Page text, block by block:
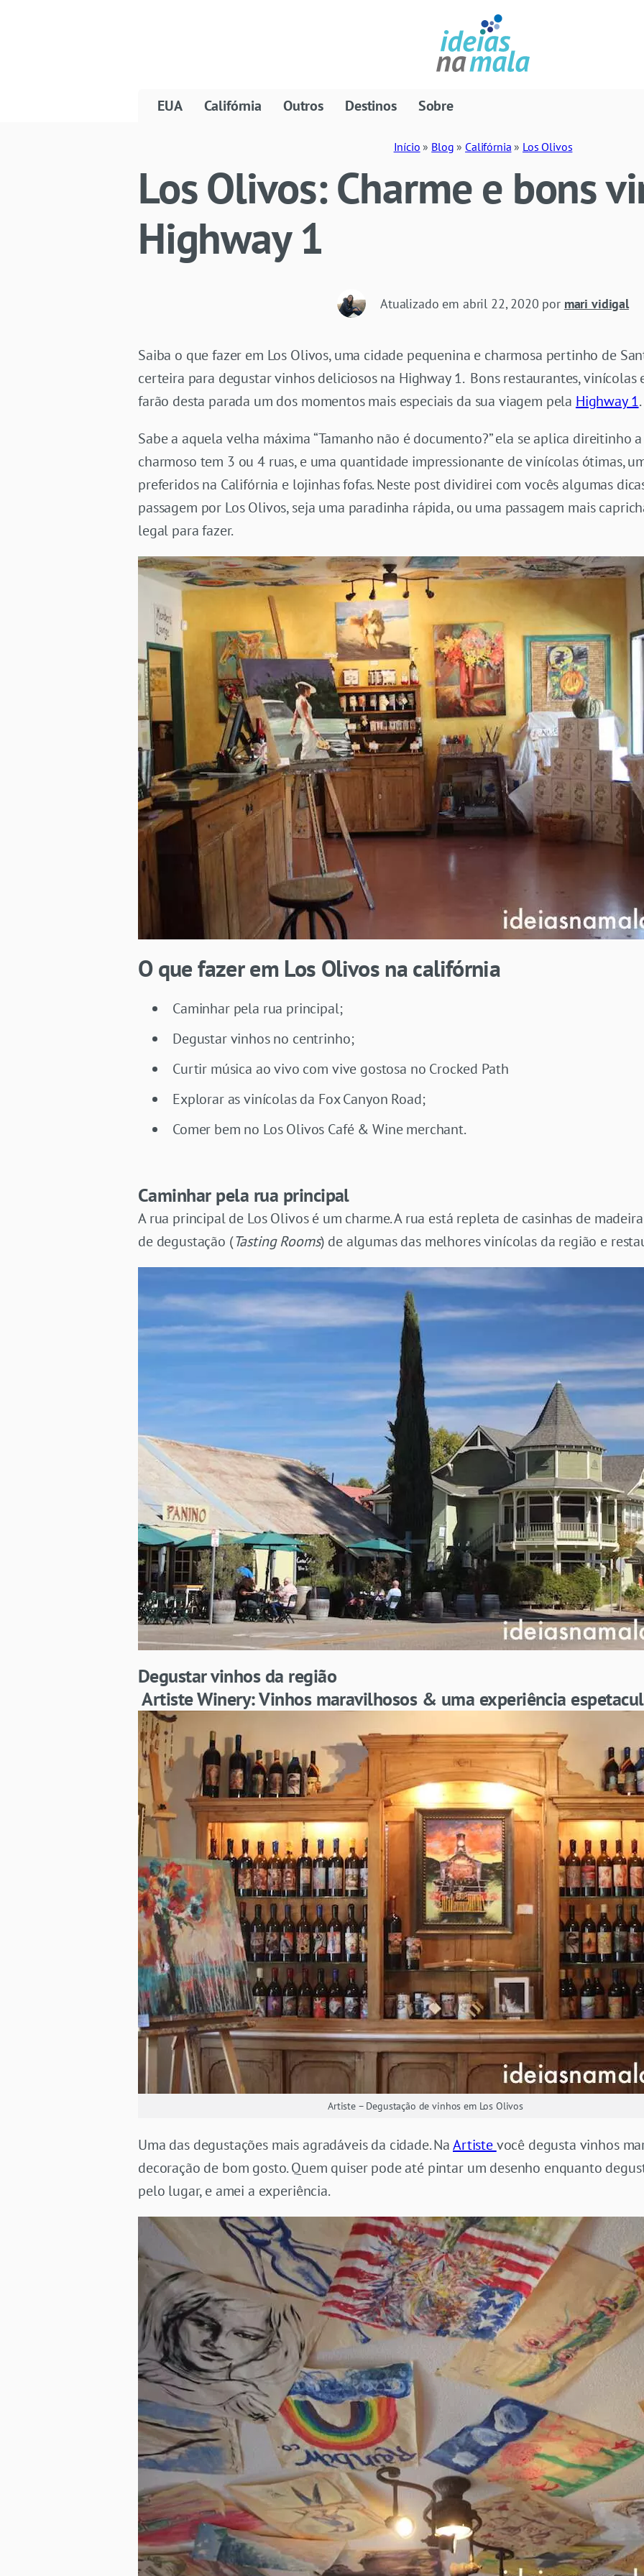
EUA Califórnia Outros Destinos Sobre
Início » Blog » Califórnia » Los Olivos
Los Olivos: Charme e bons
Highway 1
Atualizado em abril 22, 2020 por mari vidigal
Saiba o que fazer em Los Olivos, uma cidade pequenina e charmosa pertinho de
certeira para degustar vinhos deliciosos na Highway 1. Bons restaurantes, vinícolas
farão desta parada um dos momentos mais especiais da sua viagem pela Highway 1
Sabe a aquela velha máxima “Tamanho não é documento?” ela se aplica direitinho
charmoso tem 3 ou 4 ruas, e uma quantidade impressionante de vinícolas ótimas,
preferidos na Califórnia e lojinhas fofas. Neste post dividirei com vocês algumas
passagem por Los Olivos, seja uma paradinha rápida, ou uma passagem mais
legal para fazer.
O que fazer em Los Olivos na califórnia
Caminhar pela rua principal;
Degustar vinhos no centrinho;
Curtir música ao vivo com vive gostosa no Crocked Path
Explorar as vinícolas da Fox Canyon Road;
Comer bem no Los Olivos Café & Wine merchant.
Caminhar pela rua principal
A rua principal de Los Olivos é um charme. A rua está repleta de casinhas de
de degustação (Tasting Rooms) de algumas das melhores vinícolas da região e
Degustar vinhos da região
Artiste Winery: Vinhos maravilhosos & uma experiência
Artiste – Degustação de vinhos em Los Olivos
Uma das degustações mais agradáveis da cidade. NaArtistevocê degusta vinhos
decoração de bom gosto. Quem quiser pode até pintar um desenho enquanto
pelo lugar, e amei a experiência.